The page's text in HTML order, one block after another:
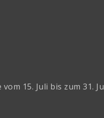
15. Juli bis zum 31.